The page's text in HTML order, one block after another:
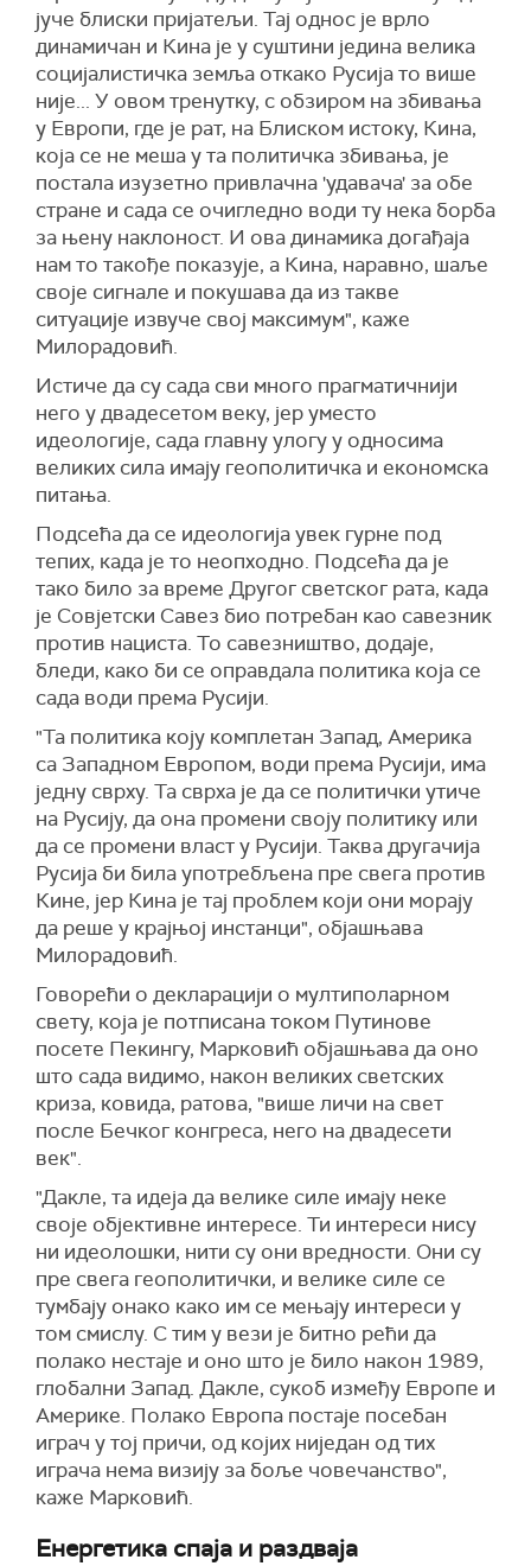
јуче блиски пријатељи. Тај однос је врло
динамичан и Кина је у суштини једина велика
социјалистичка земља откако Русија то више
није... У овом тренутку, с обзиром на збивања
у Европи, где је рат, на Блиском истоку, Кина,
која се не меша у та политичка збивања, је
постала изузетно привлачна 'удавача' за обе
стране и сада се очигледно води ту нека борба
за њену наклоност. И ова динамика догађаја
нам то такође показује, а Кина, наравно, шаље
своје сигнале и покушава да из такве
ситуације извуче свој максимум", каже
Милорадовић.
Истиче да су сада сви много прагматичнији
него у двадесетом веку, јер уместо
идеологије, сада главну улогу у односима
великих сила имају геополитичка и економска
питања.
Подсећа да се идеологија увек гурне под
тепих, када је то неопходно. Подсећа да је
тако било за време Другог светског рата, када
је Совјетски Савез био потребан као савезник
против нациста. То савезништво, додаје,
бледи, како би се оправдала политика која се
сада води према Русији.
"Та политика коју комплетан Запад, Америка
са Западном Европом, води према Русији, има
једну сврху. Та сврха је да се политички утиче
на Русију, да она промени своју политику или
да се промени власт у Русији. Таква другачија
Русија би била употребљена пре свега против
Кине, јер Кина је тај проблем који они морају
да реше у крајњој инстанци", објашњава
Милорадовић.
Говорећи о декларацији о мултиполарном
свету, која је потписана током Путинове
посете Пекингу, Марковић објашњава да оно
што сада видимо, након великих светских
криза, ковида, ратова, "више личи на свет
после Бечког конгреса, него на двадесети
век".
"Дакле, та идеја да велике силе имају неке
своје објективне интересе. Ти интереси нису
ни идеолошки, нити су они вредности. Они су
пре свега геополитички, и велике силе се
тумбају онако како им се мењају интереси у
том смислу. С тим у вези је битно рећи да
полако нестаје и оно што је било након 1989,
глобални Запад. Дакле, сукоб између Европе и
Америке. Полако Европа постаје посебан
играч у тој причи, од којих ниједан од тих
играча нема визију за боље човечанство",
каже Марковић.
Енергетика спаја и раздваја